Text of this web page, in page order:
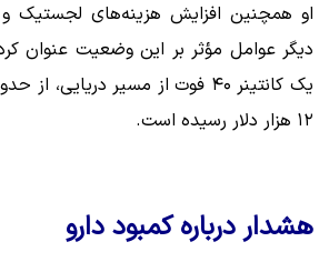
او همچنین افزایش هزینه‌های لجستیک و
دیگر عوامل مؤثر بر این وضعیت عنوان
۱۲ هزار دلار رسیده است.
هشدار درباره کمبود دارو